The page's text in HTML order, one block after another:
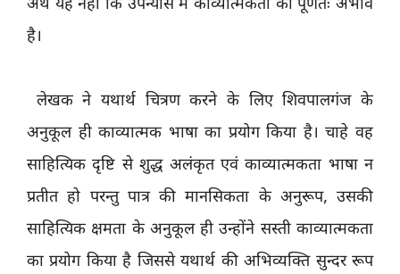
अर्थ यह नहीं कि उपन्यास में काव्यात्मकता का पूर्णतः अभाव
है।
लेखक ने यथार्थ चित्रण करने के लिए शिवपालगंज के
अनुकूल ही काव्यात्मक भाषा का प्रयोग किया है। चाहे वह
साहित्यिक दृष्टि से शुद्ध अलंकृत एवं काव्यात्मकता भाषा न
प्रतीत हो परन्तु पात्र की मानसिकता के अनुरूप, उसकी
साहित्यिक क्षमता के अनुकूल ही उन्होंने सस्ती काव्यात्मकता
का प्रयोग किया है जिससे यथार्थ की अभिव्यक्ति सुन्दर रूप